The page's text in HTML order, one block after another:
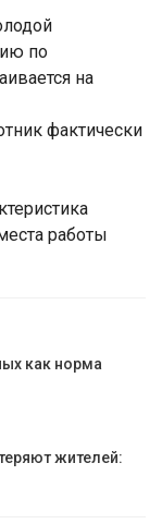
по
на
фактически
работы
как норма
жителей: